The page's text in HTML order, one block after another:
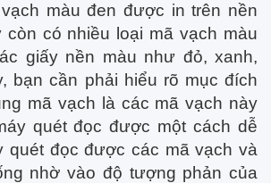
màu đen được in trên nền
còn có nhiều loại mã vạch màu
giấy nền màu như đỏ, xanh,
bạn cần phải hiểu rõ mục đích
mã vạch là các mã vạch này
quét đọc được một cách dễ
quét đọc được các mã vạch và
nhờ vào độ tượng phản của